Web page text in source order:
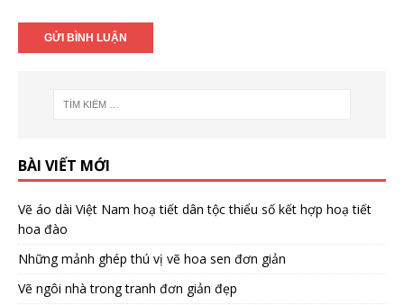
BÀI VIẾT MỚI
Vẽ áo dài Việt Nam hoạ tiết dân tộc thiểu số kết hợp hoạ tiết
hoa đào
Những mảnh ghép thú vị vẽ hoa sen đơn giản
Vẽ ngôi nhà trong tranh đơn giản đẹp